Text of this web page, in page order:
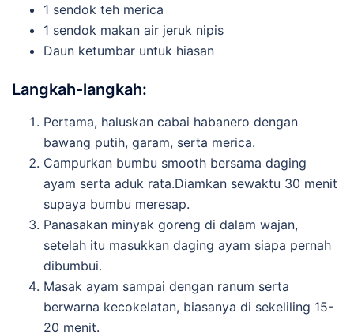
1 sendok teh merica
1 sendok makan air jeruk nipis
Daun ketumbar untuk hiasan
Langkah-langkah:
Pertama, haluskan cabai habanero dengan
bawang putih, garam, serta merica.
Campurkan bumbu smooth bersama daging
ayam serta aduk rata.Diamkan sewaktu 30 menit
supaya bumbu meresap.
Panasakan minyak goreng di dalam wajan,
setelah itu masukkan daging ayam siapa pernah
dibumbui.
Masak ayam sampai dengan ranum serta
berwarna kecokelatan, biasanya di sekeliling 15-
20 menit.